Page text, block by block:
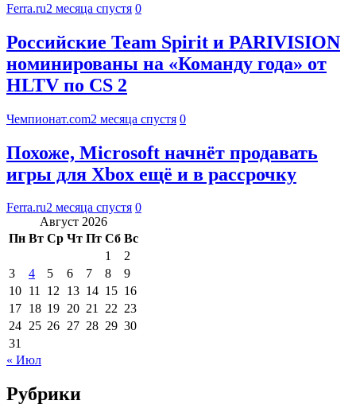
Ferra.ru2 месяца спустя 0
Российские Team Spirit и PARIVISION
номинированы на «Команду года» от
HLTV по CS 2
Чемпионат.com2 месяца спустя 0
Похоже, Microsoft начнёт продавать
игры для Xbox ещё и в рассрочку
Ferra.ru2 месяца спустя 0
Август 2026
Пн Вт Ср Чт Пт Сб Вс
1
2
3
4 5 6 7 8
9
10 11 12 13 14 15 16
17 18 19 20 21 22 23
24 25 26 27 28 29 30
31
« Июл
Рубрики